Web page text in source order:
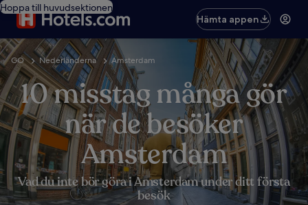
Hoppa till huvudsektionen
Hämta appen
GO Nederländerna Amsterdam
10 misstag många gör
när de besöker
Amsterdam
Vad du inte bör göra i Amsterdam under ditt första
besök